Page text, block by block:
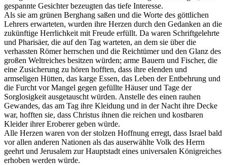
gespannte Gesichter bezeugten das tiefe Interesse.
Als sie am grünen Berghang saßen und die Worte des göttlichen
Lehrers erwarteten, wurden ihre Herzen durch den Gedanken an die
zukünftige Herrlichkeit mit Freude erfüllt. Da waren Schriftgelehrte
und Pharisäer, die auf den Tag warteten, an dem sie über die
verhassten Römer herrschen und die Reichtümer und den Glanz des
großen Weltreiches besitzen würden; arme Bauern und Fischer, die
eine Zusicherung zu hören hofften, dass ihre elenden und
armseligen Hütten, das karge Essen, das Leben der Entbehrung und
die Furcht vor Mangel gegen gefüllte Häuser und Tage der
Sorglosigkeit ausgetauscht würden. Anstelle des einen rauhen
Gewandes, das am Tag ihre Kleidung und in der Nacht ihre Decke
war, hofften sie, dass Christus ihnen die reichen und kostbaren
Kleider ihrer Eroberer geben würde.
Alle Herzen waren von der stolzen Hoffnung erregt, dass Israel bald
vor allen anderen Nationen als das auserwählte Volk des Herrn
geehrt und Jerusalem zur Hauptstadt eines universalen Königreiches
erhoben werden würde.